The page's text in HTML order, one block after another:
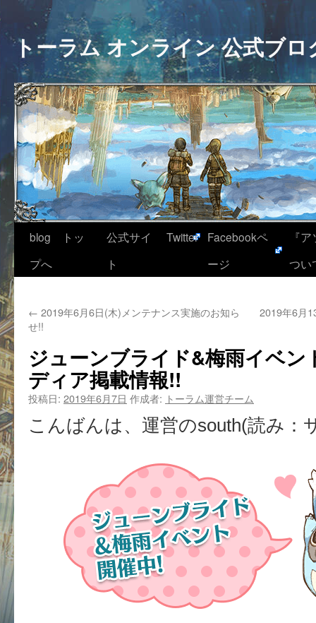
トーラム オンライン 公式ブロ
blog トッ
プへ
公式サイ
ト
Twitter
Facebookペ
ージ
『
つい
← 2019年6月6日(木)メンテナンス実施のお知ら
せ!!
2019年6月
ジューンブライド&梅雨イベン
ディア掲載情報!!
投稿日: 2019年6月7日 作成者: トーラム運営チーム
こんばんは、運営のsouth(読み：